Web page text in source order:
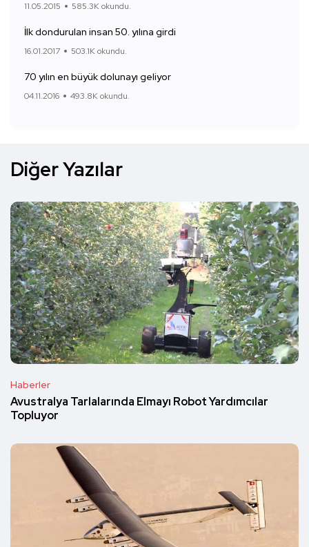
11.05.2015 585.3K okundu.
İlk dondurulan insan 50. yılına girdi
16.01.2017 503.1K okundu.
70 yılın en büyük dolunayı geliyor
04.11.2016 493.8K okundu.
Diğer Yazılar
Haberler
Avustralya Tarlalarında Elmayı Robot Yardımcılar
Topluyor